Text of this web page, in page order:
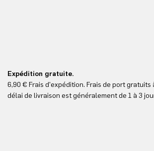
Expédition gratuite.
6,90 € Frais d'expédition. Frais de port gratuits
délai de livraison est généralement de 1 à 3